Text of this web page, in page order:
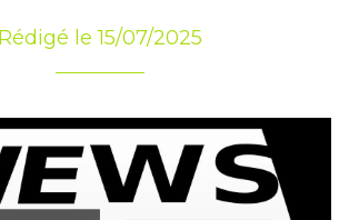
Rédigé le 15/07/2025